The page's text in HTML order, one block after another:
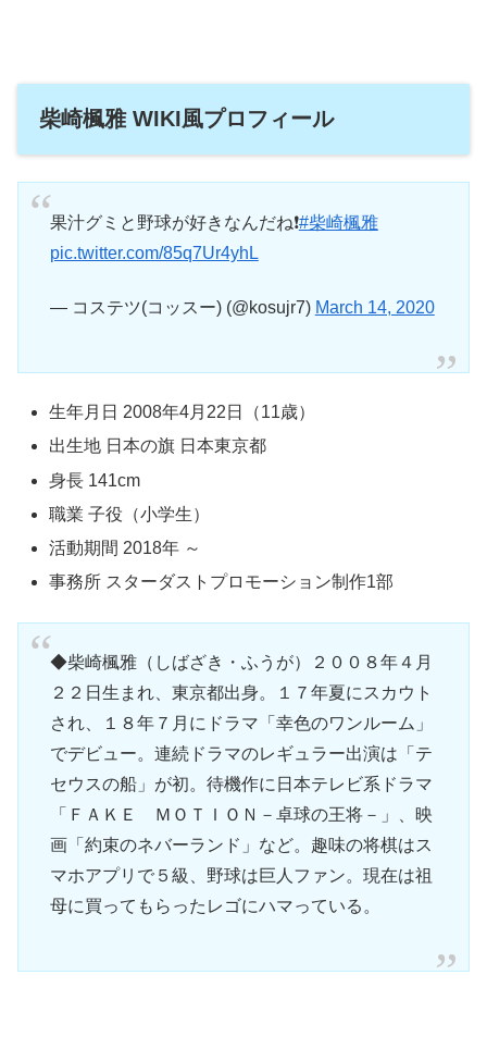
柴崎楓雅 WIKI風プロフィール
果汁グミと野球が好きなんだね❗#柴崎楓雅
pic.twitter.com/85q7Ur4yhL
— コステツ(コッスー) (@kosujr7) March 14, 2020
生年月日 2008年4月22日（11歳）
出生地 日本の旗 日本東京都
身長 141cm
職業 子役（小学生）
活動期間 2018年 ～
事務所 スターダストプロモーション制作1部
◆柴崎楓雅（しばざき・ふうが）２００８年４月
２２日生まれ、東京都出身。１７年夏にスカウト
され、１８年７月にドラマ「幸色のワンルーム」
でデビュー。連続ドラマのレギュラー出演は「テ
セウスの船」が初。待機作に日本テレビ系ドラマ
「ＦＡＫＥ ＭＯＴＩＯＮ－卓球の王将－」、映
画「約束のネバーランド」など。趣味の将棋はス
マホアプリで５級、野球は巨人ファン。現在は祖
母に買ってもらったレゴにハマっている。